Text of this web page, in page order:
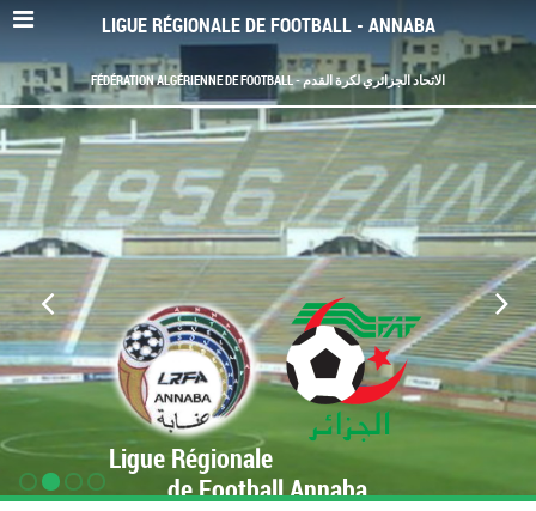
LIGUE RÉGIONALE DE FOOTBALL - ANNABA
FÉDÉRATION ALGÉRIENNE DE FOOTBALL - الاتحاد الجزائري لكرة القدم
Ligue Régionale
de Football Annaba